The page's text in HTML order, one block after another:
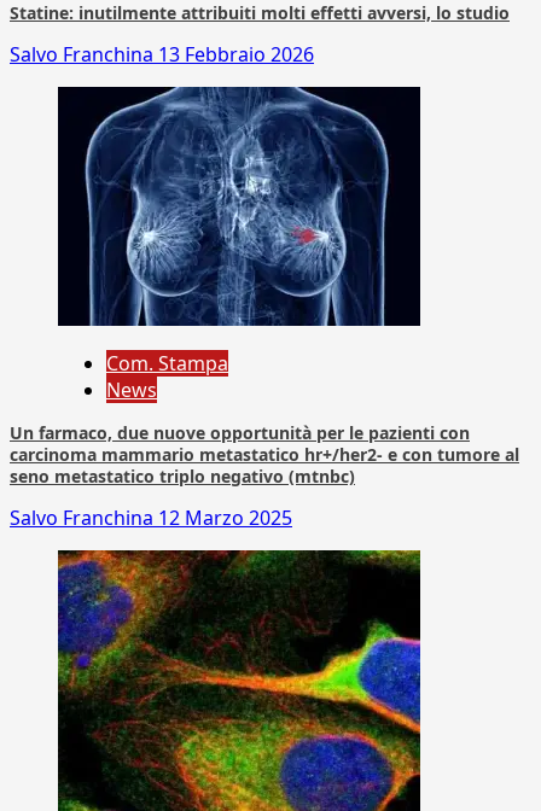
Statine: inutilmente attribuiti molti effetti avversi, lo studio
Salvo Franchina 13 Febbraio 2026
Com. Stampa
News
Un farmaco, due nuove opportunità per le pazienti con
carcinoma mammario metastatico hr+/her2- e con tumore al
seno metastatico triplo negativo (mtnbc)
Salvo Franchina 12 Marzo 2025